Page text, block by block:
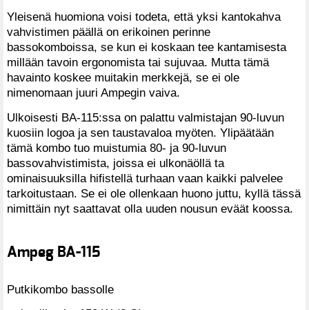
Yleisenä huomiona voisi todeta, että yksi kantokahva
vahvistimen päällä on erikoinen perinne
bassokomboissa, se kun ei koskaan tee kantamisesta
millään tavoin ergonomista tai sujuvaa. Mutta tämä
havainto koskee muitakin merkkejä, se ei ole
nimenomaan juuri Ampegin vaiva.
Ulkoisesti BA-115:ssa on palattu valmistajan 90-luvun
kuosiin logoa ja sen taustavaloa myöten. Ylipäätään
tämä kombo tuo muistumia 80- ja 90-luvun
bassovahvistimista, joissa ei ulkonäöllä ta
ominaisuuksilla hifistellä turhaan vaan kaikki palvelee
tarkoitustaan. Se ei ole ollenkaan huono juttu, kyllä tässä
nimittäin nyt saattavat olla uuden nousun eväät koossa.
Ampeg BA-115
Putkikombo bassolle